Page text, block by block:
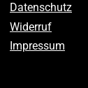
Datenschutz
Widerruf
Impressum